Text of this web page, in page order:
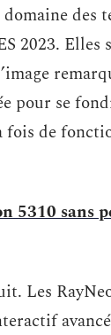
des
2023. Elles
pour se
fois de
5310 sans
Les